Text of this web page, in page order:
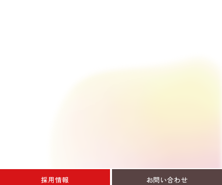
採用情報 お問い合わせ